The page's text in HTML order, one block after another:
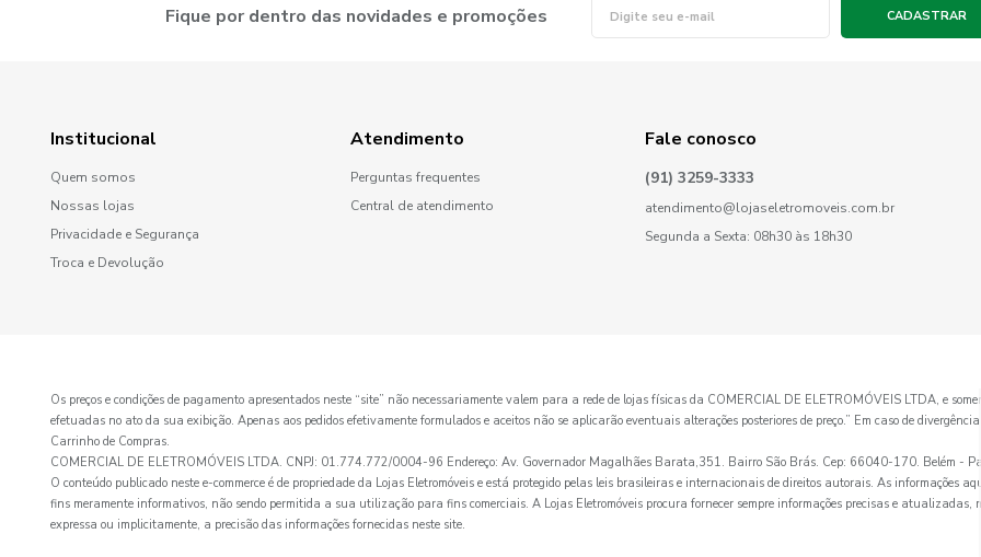
Fique por dentro das novidades e promoções CADASTRAR
Institucional
Quem somos
Nossas lojas
Privacidade e Segurança
Troca e Devolução
Atendimento
Perguntas frequentes
Central de atendimento
Fale conosco
(91) 3259-3333
atendimento@lojaseletromoveis.com.br
Segunda a Sexta: 08h30 às 18h30
Os preços e condições de pagamento apresentados neste “site” não necessariamente valem para a rede de lojas físicas da COMERCIAL DE ELETROMÓVEIS LTDA, e
efetuadas no ato da sua exibição. Apenas aos pedidos efetivamente formulados e aceitos não se aplicarão eventuais alterações posteriores de preço.” Em caso de
Carrinho de Compras.
COMERCIAL DE ELETROMÓVEIS LTDA. CNPJ: 01.774.772/0004-96 Endereço: Av. Governador Magalhães Barata,351. Bairro São Brás. Cep: 66040-170. Belém -
O conteúdo publicado neste e-commerce é de propriedade da Lojas Eletromóveis e está protegido pelas leis brasileiras e internacionais de direitos autorais. As informações
fins meramente informativos, não sendo permitida a sua utilização para fins comerciais. A Lojas Eletromóveis procura fornecer sempre informações precisas e atualizadas,
expressa ou implicitamente, a precisão das informações fornecidas neste site.